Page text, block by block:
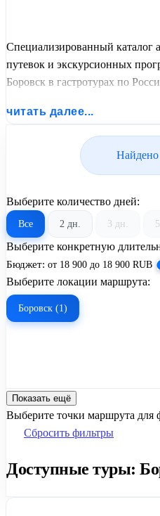
Специализированный каталог
путевок и экскурсионных
Боровск в гастротурах по
автобусным проездом и
United Travel Systems.
читать далее...
Найдено
Выберите количество дней:
Все 2 дн. 3 дн.
Выберите конкретную
Бюджет: от 18 900 до 18 900 RUB
Выберите локации маршрута:
Боровск (1)
Показать ещё
Выберите точки маршрута для
Сбросить фильтры
Доступные туры: